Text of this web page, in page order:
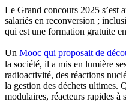
Le Grand concours 2025 s’est
salariés en reconversion ;
qui est une formation gratuite
Un Mooc qui proposait de
la société, il a mis en lumière
radioactivité, des réactions
la gestion des déchets ultimes.
modulaires, réacteurs rapides à